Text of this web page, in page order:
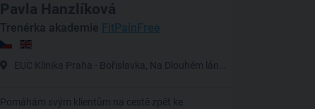
Pavla Hanzlíková
Trenérka akademie FitPainFree
EUC Klinika Praha - Bořislavka, Na Dlouhém lánu, Praha 6-Vokovice
Pomáhám svým klientům na cestě zpět ke